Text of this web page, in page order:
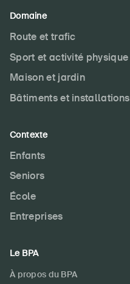
Domaine
Route et trafic
Sport et activité physique
Maison et jardin
Bâtiments et installations
Contexte
Enfants
Seniors
École
Entreprises
Le BPA
À propos du BPA